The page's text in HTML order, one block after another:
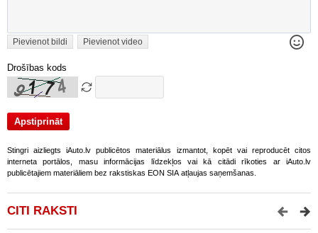
Pievienot bildi Pievienot video
Drošības kods
Stingri aizliegts iAuto.lv publicētos materiālus izmantot, kopēt vai reproducēt citos
interneta portālos, masu informācijas līdzekļos vai kā citādi rīkoties ar iAuto.lv
publicētajiem materiāliem bez rakstiskas EON SIA atļaujas saņemšanas.
CITI RAKSTI